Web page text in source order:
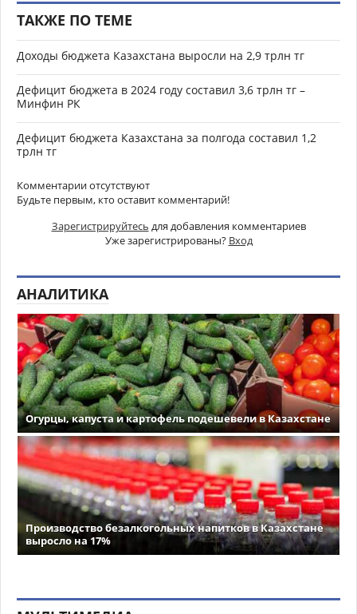
ТАКЖЕ ПО ТЕМЕ
Доходы бюджета Казахстана выросли на 2,9 трлн тг
Дефицит бюджета в 2024 году составил 3,6 трлн тг –
Минфин РК
Дефицит бюджета Казахстана за полгода составил 1,2
трлн тг
Комментарии отсутствуют
Будьте первым, кто оставит комментарий!
Зарегистрируйтесь для добавления комментариев
Уже зарегистрированы? Вход
АНАЛИТИКА
Огурцы, капуста и картофель подешевели в Казахстане
Производство безалкогольных напитков в Казахстане
выросло на 17%